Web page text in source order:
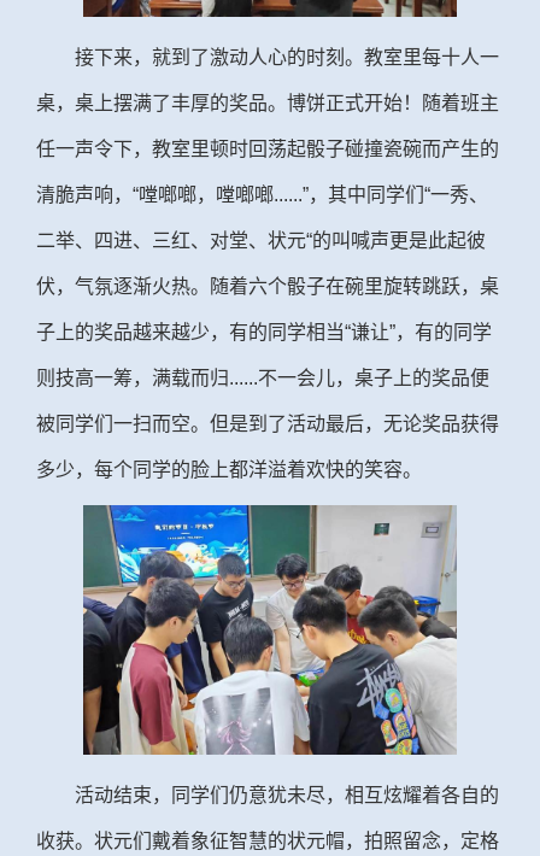
接下来，就到了激动人心的时刻。教室里每十人一
桌，桌上摆满了丰厚的奖品。博饼正式开始！随着班主
任一声令下，教室里顿时回荡起骰子碰撞瓷碗而产生的
清脆声响，“嘡啷啷，嘡啷啷......”，其中同学们“一秀、
二举、四进、三红、对堂、状元“的叫喊声更是此起彼
伏，气氛逐渐火热。随着六个骰子在碗里旋转跳跃，桌
子上的奖品越来越少，有的同学相当“谦让”，有的同学
则技高一筹，满载而归......不一会儿，桌子上的奖品便
被同学们一扫而空。但是到了活动最后，无论奖品获得
多少，每个同学的脸上都洋溢着欢快的笑容。
活动结束，同学们仍意犹未尽，相互炫耀着各自的
收获。状元们戴着象征智慧的状元帽，拍照留念，定格